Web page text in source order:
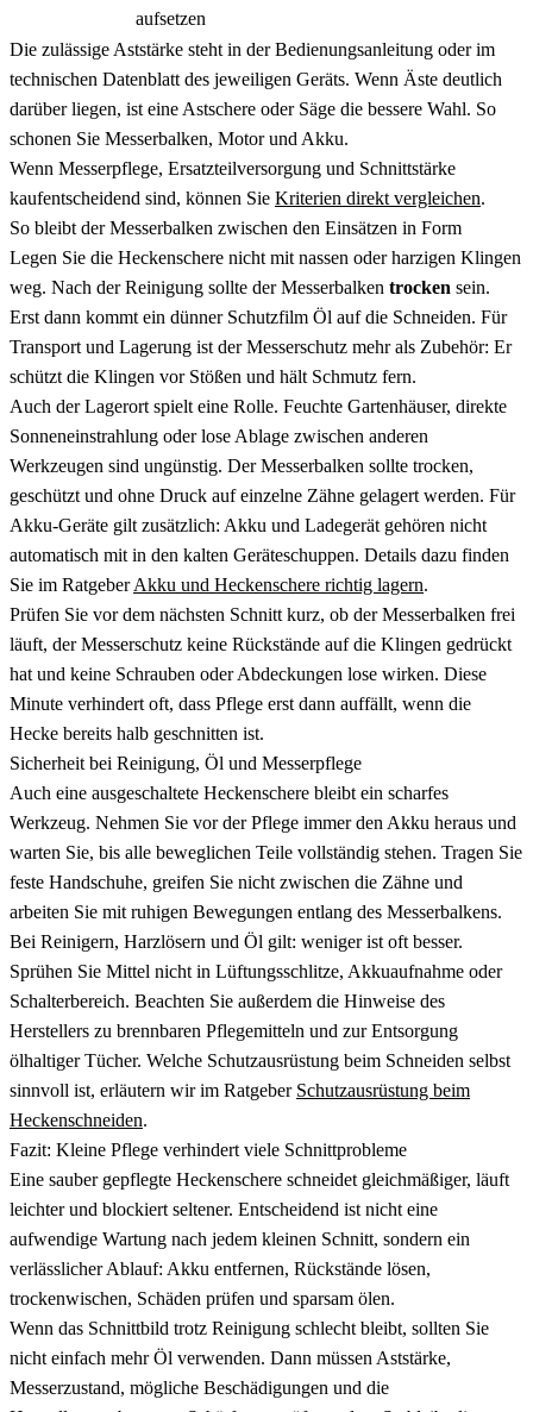
aufsetzen
Die zulässige Aststärke steht in der Bedienungsanleitung oder im
technischen Datenblatt des jeweiligen Geräts. Wenn Äste deutlich
darüber liegen, ist eine Astschere oder Säge die bessere Wahl. So
schonen Sie Messerbalken, Motor und Akku.
Wenn Messerpflege, Ersatzteilversorgung und Schnittstärke
kaufentscheidend sind, können Sie Kriterien direkt vergleichen.
So bleibt der Messerbalken zwischen den Einsätzen in Form
Legen Sie die Heckenschere nicht mit nassen oder harzigen Klingen
weg. Nach der Reinigung sollte der Messerbalken trocken sein.
Erst dann kommt ein dünner Schutzfilm Öl auf die Schneiden. Für
Transport und Lagerung ist der Messerschutz mehr als Zubehör: Er
schützt die Klingen vor Stößen und hält Schmutz fern.
Auch der Lagerort spielt eine Rolle. Feuchte Gartenhäuser, direkte
Sonneneinstrahlung oder lose Ablage zwischen anderen
Werkzeugen sind ungünstig. Der Messerbalken sollte trocken,
geschützt und ohne Druck auf einzelne Zähne gelagert werden. Für
Akku-Geräte gilt zusätzlich: Akku und Ladegerät gehören nicht
automatisch mit in den kalten Geräteschuppen. Details dazu finden
Sie im RatgeberAkku und Heckenschere richtig lagern.
Prüfen Sie vor dem nächsten Schnitt kurz, ob der Messerbalken frei
läuft, der Messerschutz keine Rückstände auf die Klingen gedrückt
hat und keine Schrauben oder Abdeckungen lose wirken. Diese
Minute verhindert oft, dass Pflege erst dann auffällt, wenn die
Hecke bereits halb geschnitten ist.
Sicherheit bei Reinigung, Öl und Messerpflege
Auch eine ausgeschaltete Heckenschere bleibt ein scharfes
Werkzeug. Nehmen Sie vor der Pflege immer den Akku heraus und
warten Sie, bis alle beweglichen Teile vollständig stehen. Tragen Sie
feste Handschuhe, greifen Sie nicht zwischen die Zähne und
arbeiten Sie mit ruhigen Bewegungen entlang des Messerbalkens.
Bei Reinigern, Harzlösern und Öl gilt: weniger ist oft besser.
Sprühen Sie Mittel nicht in Lüftungsschlitze, Akkuaufnahme oder
Schalterbereich. Beachten Sie außerdem die Hinweise des
Herstellers zu brennbaren Pflegemitteln und zur Entsorgung
ölhaltiger Tücher. Welche Schutzausrüstung beim Schneiden selbst
sinnvoll ist, erläutern wir im Ratgeber Schutzausrüstung beim
Heckenschneiden.
Fazit: Kleine Pflege verhindert viele Schnittprobleme
Eine sauber gepflegte Heckenschere schneidet gleichmäßiger, läuft
leichter und blockiert seltener. Entscheidend ist nicht eine
aufwendige Wartung nach jedem kleinen Schnitt, sondern ein
verlässlicher Ablauf: Akku entfernen, Rückstände lösen,
trockenwischen, Schäden prüfen und sparsam ölen.
Wenn das Schnittbild trotz Reinigung schlecht bleibt, sollten Sie
nicht einfach mehr Öl verwenden. Dann müssen Aststärke,
Messerzustand, mögliche Beschädigungen und die